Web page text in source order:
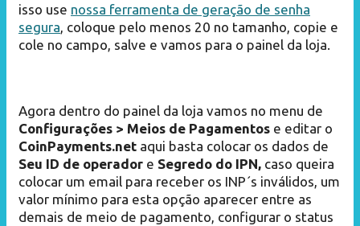
isso use nossa ferramenta de geração de senha
segura, coloque pelo menos 20 no tamanho, copie e
cole no campo, salve e vamos para o painel da loja.
Agora dentro do painel da loja vamos no menu de
Configurações > Meios de Pagamentos e editar o
CoinPayments.net aqui basta colocar os dados de
Seu ID de operador e Segredo do IPN, caso queira
colocar um email para receber os INP´s inválidos, um
valor mínimo para esta opção aparecer entre as
demais de meio de pagamento, configurar o status